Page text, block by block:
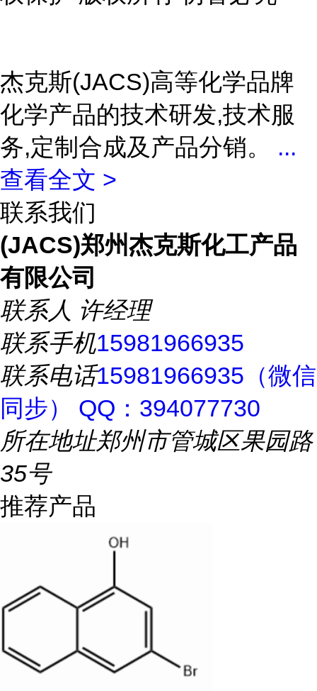
杰克斯(JACS)高等化学品牌
化学产品的技术研发,技术服
务,定制合成及产品分销。 ...
查看全文 >
联系我们
(JACS)郑州杰克斯化工产品
有限公司
联系人 许经理
联系手机15981966935
联系电话15981966935（微信
同步） QQ：394077730
所在地址郑州市管城区果园路
35号
推荐产品